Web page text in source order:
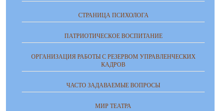
СТРАНИЦА ПСИХОЛОГА
ПАТРИОТИЧЕСКОЕ ВОСПИТАНИЕ
ОРГАНИЗАЦИЯ РАБОТЫ С РЕЗЕРВОМ УПРАВЛЕНЧЕСКИХ
КАДРОВ
ЧАСТО ЗАДАВАЕМЫЕ ВОПРОСЫ
МИР ТЕАТРА